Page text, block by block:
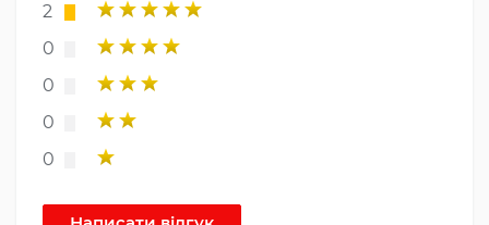
2
0
0
0
0